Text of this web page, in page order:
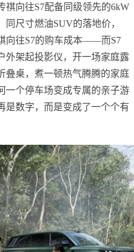
祺向往S7配备同级领先的6kW
尺寸燃油SUV的落地价，
向往S7的购车成本——而S7
外架起投影仪，开一场家庭露
叠桌，煮一顿热气腾腾的家庭
一个停车场变成专属的亲子游
是数字，而是变成了一个个有